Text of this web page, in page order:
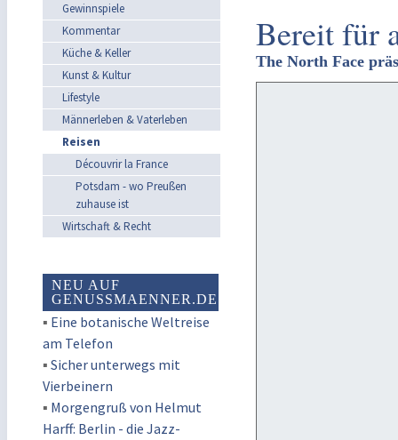
Gewinnspiele
Kommentar
Küche & Keller
Kunst & Kultur
Lifestyle
Männerleben & Vaterleben
Reisen
Découvrir la France
Potsdam - wo Preußen
zuhause ist
Wirtschaft & Recht
NEU AUF
GENUSSMAENNER.DE
▪ Eine botanische Weltreise
am Telefon
▪ Sicher unterwegs mit
Vierbeinern
▪ Morgengruß von Helmut
Harff: Berlin - die Jazz-
Bereit für
The North Face